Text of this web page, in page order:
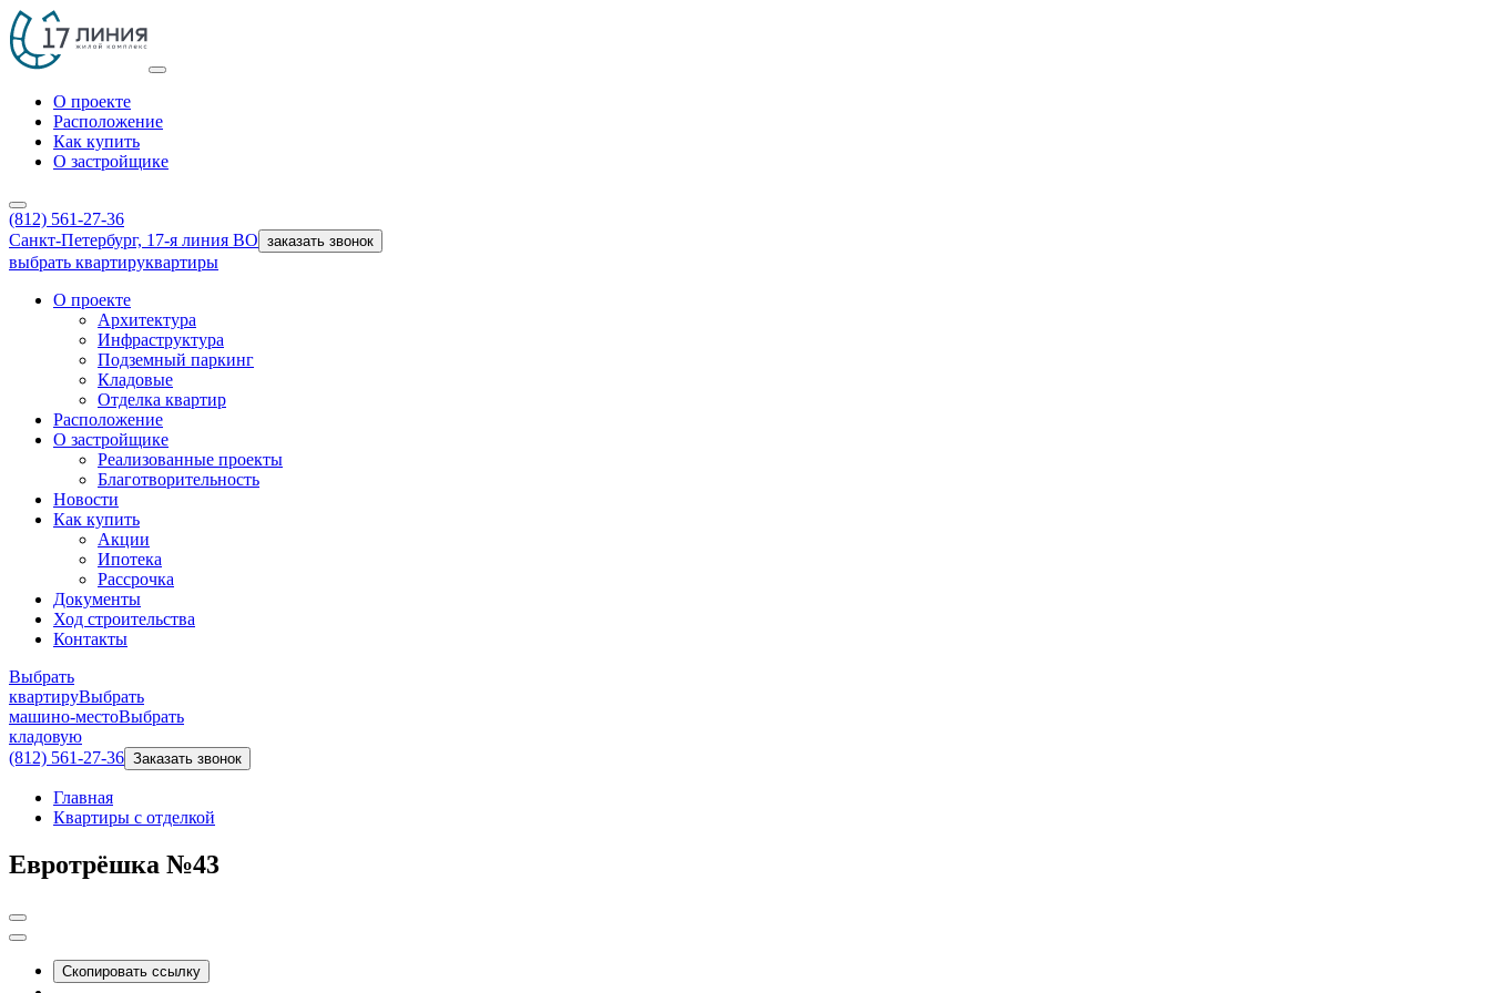
О проекте
Расположение
Как купить
О застройщике
(812) 561-27-36
Санкт-Петербург, 17-я линия ВО заказать звонок
выбрать квартируквартиры
О проекте
Архитектура
Инфраструктура
Подземный паркинг
Кладовые
Отделка квартир
Расположение
О застройщике
Реализованные проекты
Благотворительность
Новости
Как купить
Акции
Ипотека
Рассрочка
Документы
Ход строительства
Контакты
Выбрать
квартируВыбрать
машино-местоВыбрать
кладовую
(812) 561-27-36 Заказать звонок
Главная
Квартиры с отделкой
Евротрёшка №43
Скопировать ссылку